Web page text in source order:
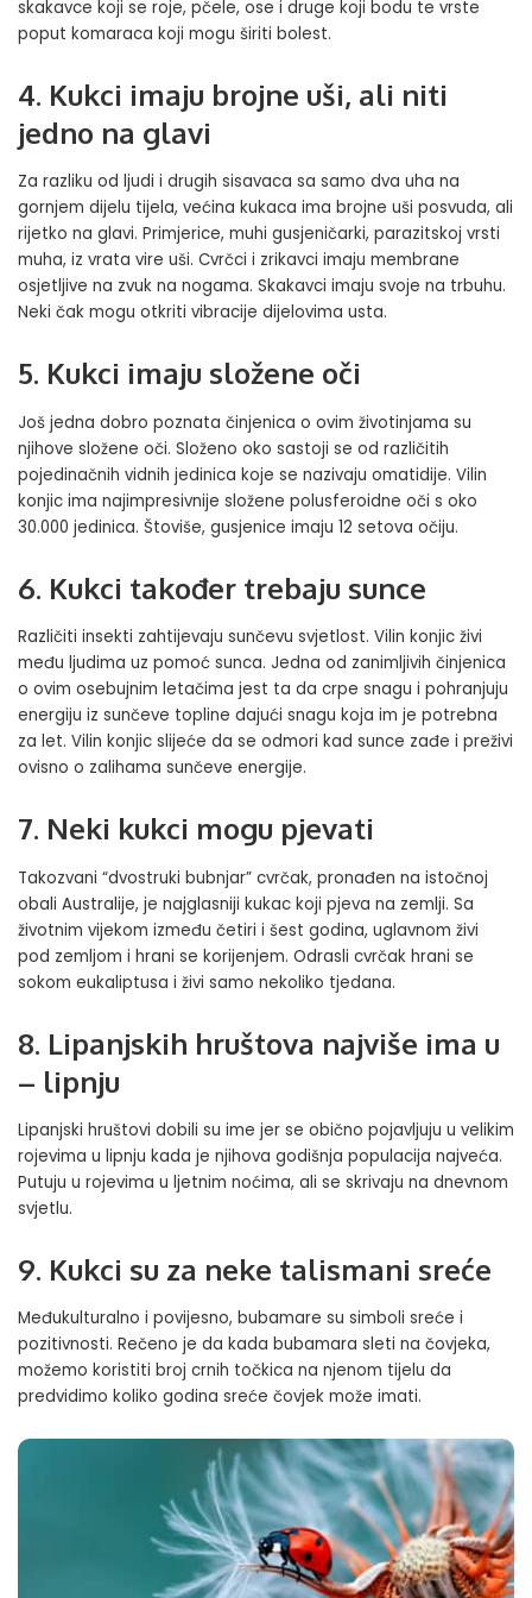
skakavce koji se roje, pčele, ose i druge koji bodu te vrste
poput komaraca koji mogu širiti bolest.
4. Kukci imaju brojne uši, ali niti
jedno na glavi
Za razliku od ljudi i drugih sisavaca sa samo dva uha na
gornjem dijelu tijela, većina kukaca ima brojne uši posvuda, ali
rijetko na glavi. Primjerice, muhi gusjeničarki, parazitskoj vrsti
muha, iz vrata vire uši. Cvrčci i zrikavci imaju membrane
osjetljive na zvuk na nogama. Skakavci imaju svoje na trbuhu.
Neki čak mogu otkriti vibracije dijelovima usta.
5. Kukci imaju složene oči
Još jedna dobro poznata činjenica o ovim životinjama su
njihove složene oči. Složeno oko sastoji se od različitih
pojedinačnih vidnih jedinica koje se nazivaju omatidije. Vilin
konjic ima najimpresivnije složene polusferoidne oči s oko
30.000 jedinica. Štoviše, gusjenice imaju 12 setova očiju.
6. Kukci također trebaju sunce
Različiti insekti zahtijevaju sunčevu svjetlost. Vilin konjic živi
među ljudima uz pomoć sunca. Jedna od zanimljivih činjenica
o ovim osebujnim letačima jest ta da crpe snagu i pohranjuju
energiju iz sunčeve topline dajući snagu koja im je potrebna
za let. Vilin konjic slijeće da se odmori kad sunce zađe i preživi
ovisno o zalihama sunčeve energije.
7. Neki kukci mogu pjevati
Takozvani “dvostruki bubnjar” cvrčak, pronađen na istočnoj
obali Australije, je najglasniji kukac koji pjeva na zemlji. Sa
životnim vijekom između četiri i šest godina, uglavnom živi
pod zemljom i hrani se korijenjem. Odrasli cvrčak hrani se
sokom eukaliptusa i živi samo nekoliko tjedana.
8. Lipanjskih hruštova najviše ima u
– lipnju
Lipanjski hruštovi dobili su ime jer se obično pojavljuju u velikim
rojevima u lipnju kada je njihova godišnja populacija najveća.
Putuju u rojevima u ljetnim noćima, ali se skrivaju na dnevnom
svjetlu.
9. Kukci su za neke talismani sreće
Međukulturalno i povijesno, bubamare su simboli sreće i
pozitivnosti. Rečeno je da kada bubamara sleti na čovjeka,
možemo koristiti broj crnih točkica na njenom tijelu da
predvidimo koliko godina sreće čovjek može imati.